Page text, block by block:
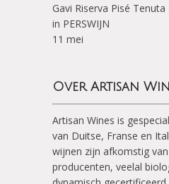
Gavi Riserva Pisé
in PERSWIJN
11 mei
Over Artisan
Artisan Wines is
van Duitse, Franse en
wijnen zijn afkomstig
producenten, veelal